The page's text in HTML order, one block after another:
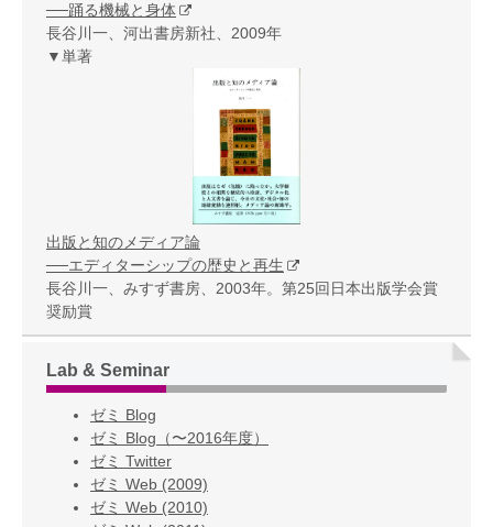
──踊る機械と身体
長谷川一、河出書房新社、2009年
▼単著
出版と知のメディア論
──エディターシップの歴史と再生
長谷川一、みすず書房、2003年。第25回日本出版学会賞
奨励賞
Lab & Seminar
ゼミ Blog
ゼミ Blog（〜2016年度）
ゼミ Twitter
ゼミ Web (2009)
ゼミ Web (2010)